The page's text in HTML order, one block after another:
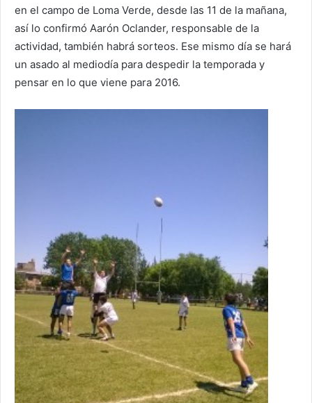
en el campo de Loma Verde, desde las 11 de la mañana,
así lo confirmó Aarón Oclander, responsable de la
actividad, también habrá sorteos. Ese mismo día se hará
un asado al mediodía para despedir la temporada y
pensar en lo que viene para 2016.